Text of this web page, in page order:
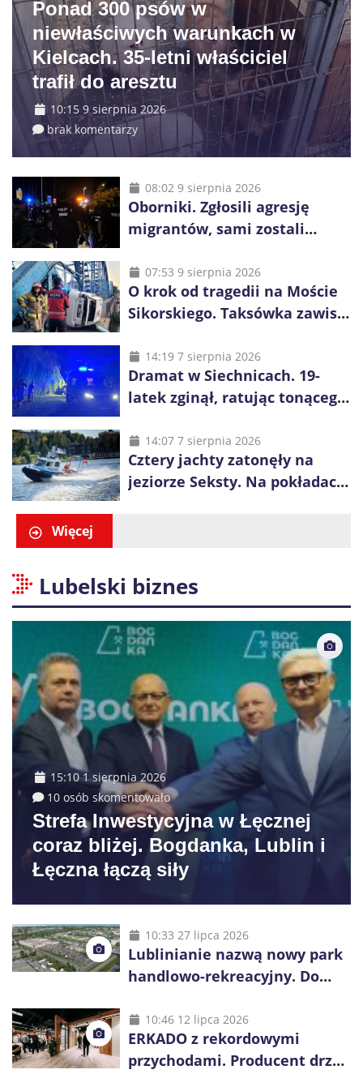
Ponad 300 psów w
niewłaściwych warunkach w
Kielcach. 35-letni właściciel
trafił do aresztu
10:15 9 sierpnia 2026
brak komentarzy
08:02 9 sierpnia 2026
Oborniki. Zgłosili agresję
migrantów, sami zostali
proceder
07:53 9 sierpnia 2026
O krok od tragedii na Moście
Sikorskiego. Taksówka zawisła
14:19 7 sierpnia 2026
Dramat w Siechnicach. 19-
latek zginął, ratując tonącego
14:07 7 sierpnia 2026
Cztery jachty zatonęły na
jeziorze Seksty. Na pokładach
Więcej
Lubelski biznes
15:10 1 sierpnia 2026
10 osób skomentowało
Strefa Inwestycyjna w Łęcznej
coraz bliżej. Bogdanka, Lublin i
Łęczna łączą siły
10:33 27 lipca 2026
Lublinianie nazwą nowy park
handlowo-rekreacyjny. Do
10:46 12 lipca 2026
ERKADO z rekordowymi
przychodami. Producent drzwi